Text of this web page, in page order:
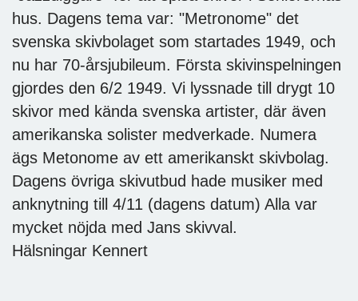
hus. Dagens tema var: "Metronome" det
svenska skivbolaget som startades 1949, och
nu har 70-årsjubileum. Första skivinspelningen
gjordes den 6/2 1949. Vi lyssnade till drygt 10
skivor med kända svenska artister, där även
amerikanska solister medverkade. Numera
ägs Metonome av ett amerikanskt skivbolag.
Dagens övriga skivutbud hade musiker med
anknytning till 4/11 (dagens datum) Alla var
mycket nöjda med Jans skivval.
Hälsningar Kennert